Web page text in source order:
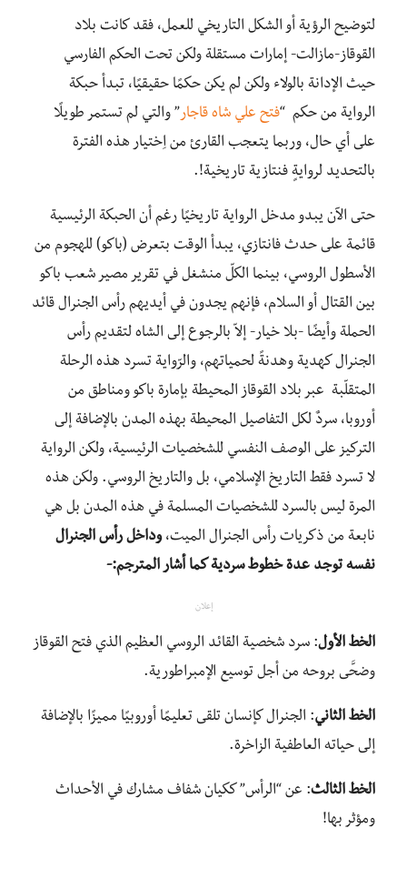
لتوضيح الرؤية أو الشكل التاريخي للعمل، فقد كانت بلاد
القوقاز-مازالت- إمارات مستقلة ولكن تحت الحكم الفارسي
حيث الإدانة بالولاء ولكن لم يكن حكمًا حقيقيًا، تبدأ حبكة
الرواية من حكم “فتح علي شاه قاجار” والتي لم تستمر طويلًا
على أي حال، وربما يتعجب القارئ من اِختيار هذه الفترة
بالتحديد لروايةٍ فنتازية تاريخية!.
حتى الآن يبدو مدخل الرواية تاريخيًا رغم أن الحبكة الرئيسية
قائمة على حدث فانتازي، يبدأ الوقت بتعرض (باكو) للهجوم من
الأسطول الروسي، بينما الكلّ منشغل في تقرير مصير شعب باكو
بين القتال أو السلام، فإنهم يجدون في أيديهم رأس الجنرال قائد
الحملة وأيضًا -بلا خيار- إلاّ بالرجوع إلى الشاه لتقديم رأس
الجنرال كهدية وهدنةً لحمياتهم، والرّواية تسرد هذه الرحلة
المتقلّبة عبر بلاد القوقاز المحيطة بإمارة باكو ومناطق من
أوروبا، سردٌ لكل التفاصيل المحيطة بهذه المدن بالإضافة إلى
التركيز على الوصف النفسي للشخصيات الرئيسية، ولكن الرواية
لا تسرد فقط التاريخ الإسلامي، بل والتاريخ الروسي. ولكن هذه
المرة ليس بالسرد للشخصيات المسلمة في هذه المدن بل هي
نابعة من ذكريات رأس الجنرال الميت،وداخل رأس الجنرال
نفسه توجد عدة خطوط سردية كما أشار المترجم:-
إعلان
الخط الأول: سرد شخصية القائد الروسي العظيم الذي فتح القوقاز
وضحَّى بروحه من أجل توسيع الإمبراطورية.
الخط الثاني: الجنرال كإنسان تلقى تعليمًا أوروبيًا مميزًا بالإضافة
إلى حياته العاطفية الزاخرة.
الخط الثالث: عن “الرأس” ككيان شفاف مشارك في الأحداث
ومؤثر بها!